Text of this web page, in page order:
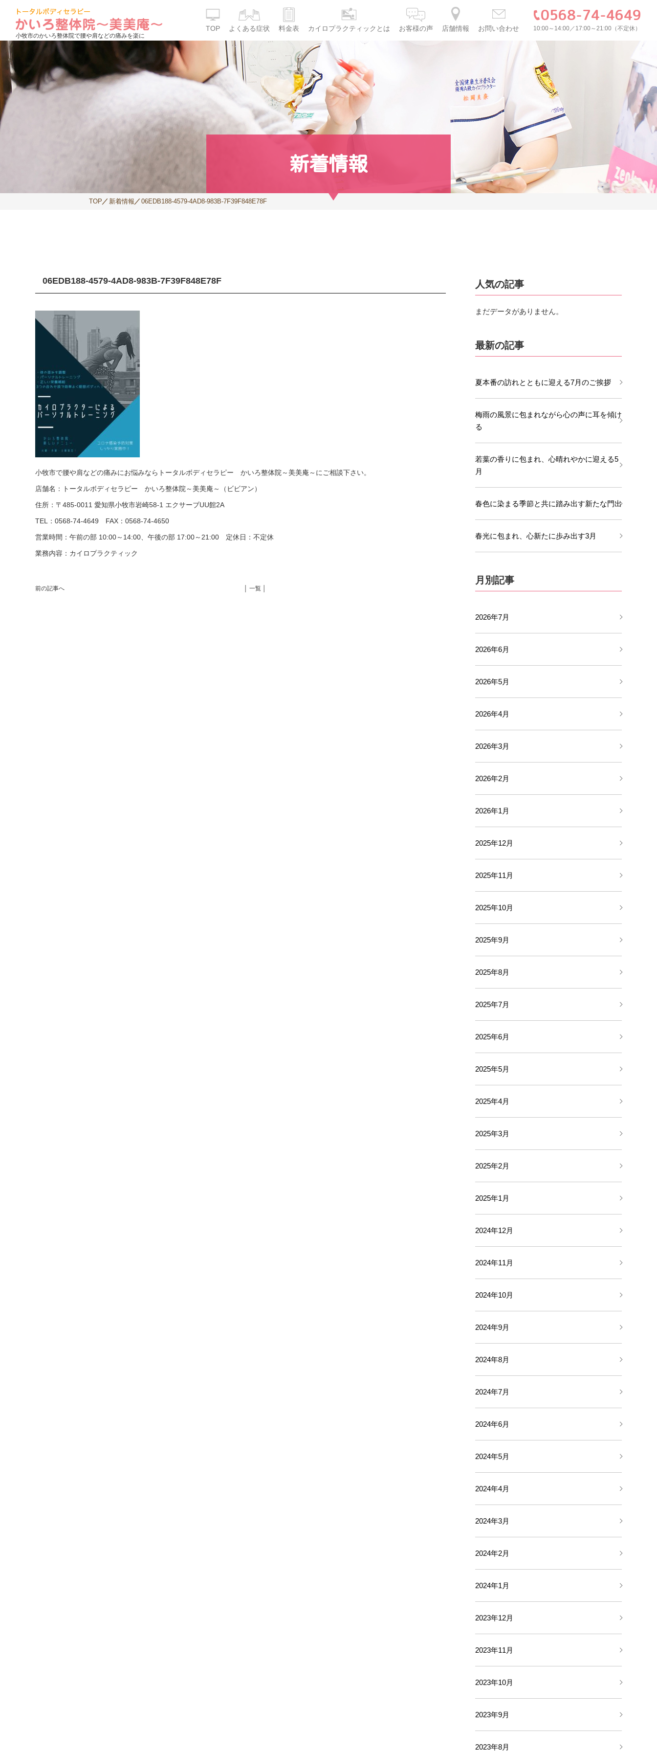
小牧市のかいろ整体院で腰や肩などの痛みを楽に
TOP よくある症状 料金表 カイロプラクティックとは お客様の声 店舗情報 お問い合わせ
0568-74-4649
10:00～14:00／17:00～21:00（不定休）
新着情報
TOP 新着情報 06EDB188-4579-4AD8-983B-7F39F848E78F
06EDB188-4579-4AD8-983B-7F39F848E78F
小牧市で腰や肩などの痛みにお悩みならトータルボディセラピー かいろ整体院～美美庵～にご相談下さい。
店舗名：トータルボディセラピー かいろ整体院～美美庵～（ビビアン）
住所：〒485-0011 愛知県小牧市岩崎58-1 エクサーブUU館2A
TEL：0568-74-4649 FAX：0568-74-4650
営業時間：午前の部 10:00～14:00、午後の部 17:00～21:00 定休日：不定休
業務内容：カイロプラクティック
前の記事へ │ 一覧 │
人気の記事
まだデータがありません。
最新の記事
夏本番の訪れとともに迎える7月のご挨拶
梅雨の風景に包まれながら心の声に耳を傾け
る
若葉の香りに包まれ、心晴れやかに迎える5
月
春色に染まる季節と共に踏み出す新たな門出
春光に包まれ、心新たに歩み出す3月
月別記事
2026年7月
2026年6月
2026年5月
2026年4月
2026年3月
2026年2月
2026年1月
2025年12月
2025年11月
2025年10月
2025年9月
2025年8月
2025年7月
2025年6月
2025年5月
2025年4月
2025年3月
2025年2月
2025年1月
2024年12月
2024年11月
2024年10月
2024年9月
2024年8月
2024年7月
2024年6月
2024年5月
2024年4月
2024年3月
2024年2月
2024年1月
2023年12月
2023年11月
2023年10月
2023年9月
2023年8月